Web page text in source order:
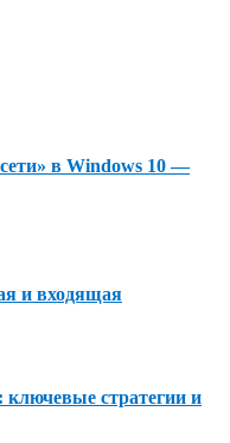
в Windows 10 —
и входящая
стратегии и